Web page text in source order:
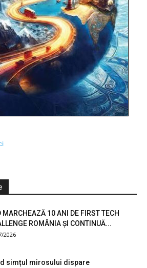
MARCHEAZĂ 10 ANI DE FIRST TECH
ROMÂNIA ȘI CONTINUĂ...
2026
simțul mirosului dispare